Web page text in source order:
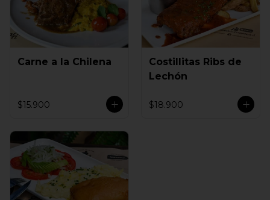
Carne a la Chilena
$15.900
Costillitas Ribs de
Lechón
$18.900